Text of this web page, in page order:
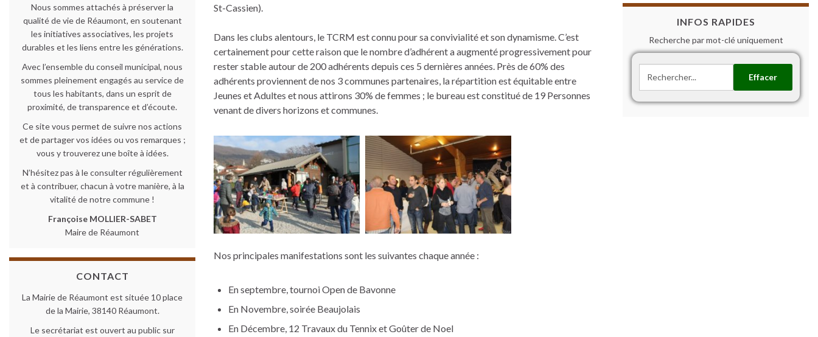
St-Cassien).
Dans les clubs alentours, le TCRM est connu pour sa convivialité et son dynamisme. C’est
certainement pour cette raison que le nombre d’adhérent a augmenté progressivement pour
rester stable autour de 200 adhérents depuis ces 5 dernières années. Près de 60% des
adhérents proviennent de nos 3 communes partenaires, la répartition est équitable entre
Jeunes et Adultes et nous attirons 30% de femmes ; le bureau est constitué de 19 Personnes
venant de divers horizons et communes.
Nos principales manifestations sont les suivantes chaque année :
En septembre, tournoi Open de Bavonne
En Novembre, soirée Beaujolais
En Décembre, 12 Travaux du Tennix et Goûter de Noel
Nous sommes attachés à préserver la
qualité de vie de Réaumont, en soutenant
les initiatives associatives, les projets
durables et les liens entre les générations.
Avec l’ensemble du conseil municipal, nous
sommes pleinement engagés au service de
tous les habitants, dans un esprit de
proximité, de transparence et d’écoute.
Ce site vous permet de suivre nos actions
et de partager vos idées ou vos remarques ;
vous y trouverez une boîte à idées.
N’hésitez pas à le consulter régulièrement
et à contribuer, chacun à votre manière, à la
vitalité de notre commune !
Françoise MOLLIER-SABET
Maire de Réaumont
CONTACT
La Mairie de Réaumont est située 10 place
de la Mairie, 38140 Réaumont.
Le secrétariat est ouvert au public sur
INFOS RAPIDES
Recherche par mot-clé uniquement
Effacer